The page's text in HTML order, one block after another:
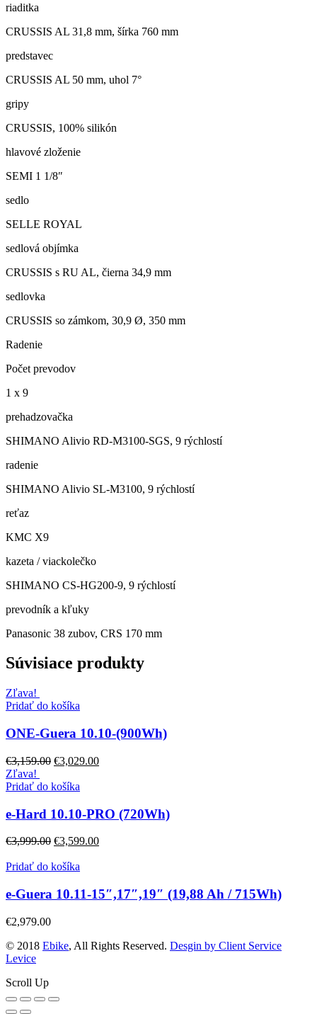
riaditka
CRUSSIS AL 31,8 mm, šírka 760 mm
predstavec
CRUSSIS AL 50 mm, uhol 7°
gripy
CRUSSIS, 100% silikón
hlavové zloženie
SEMI 1 1/8″
sedlo
SELLE ROYAL
sedlová objímka
CRUSSIS s RU AL, čierna 34,9 mm
sedlovka
CRUSSIS so zámkom, 30,9 Ø, 350 mm
Radenie
Počet prevodov
1 x 9
prehadzovačka
SHIMANO Alivio RD-M3100-SGS, 9 rýchlostí
radenie
SHIMANO Alivio SL-M3100, 9 rýchlostí
reťaz
KMC X9
kazeta / viackolečko
SHIMANO CS-HG200-9, 9 rýchlostí
prevodník a kľuky
Panasonic 38 zubov, CRS 170 mm
Súvisiace produkty
Zľava!
Pridať do košíka
ONE-Guera 10.10-(900Wh)
€3,159.00 €3,029.00
Zľava!
Pridať do košíka
e-Hard 10.10-PRO (720Wh)
€3,999.00 €3,599.00
Pridať do košíka
e-Guera 10.11-15″,17″,19″ (19,88 Ah / 715Wh)
€2,979.00
© 2018 Ebike, All Rights Reserved. Desgin by Client Service
Levice
Scroll Up